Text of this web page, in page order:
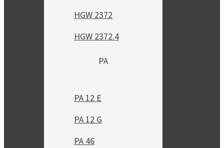
HGW 2372
HGW 2372.4
PA
PA 12 E
PA 12 G
PA 46